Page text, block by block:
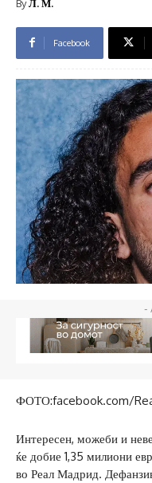
ByЛ. М.
Facebook
-
ФОТО:facebook.com/
Интересен, можеби и
ќе добие 1,35 милиони
во Реал Мадрид.